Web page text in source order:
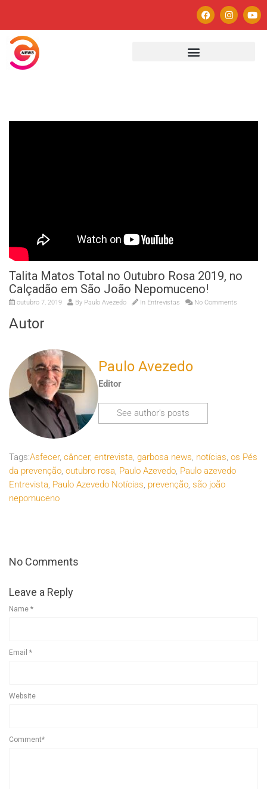
Talita Matos Total no Outubro Rosa 2019, no
Calçadão em São João Nepomuceno!
outubro 7, 2019 By Paulo Avezedo In Entrevistas No Comments
Autor
Paulo Avezedo
Editor
See author's posts
Tags:Asfecer, câncer, entrevista, garbosa news, notícias, os Pés
da prevenção, outubro rosa, Paulo Azevedo, Paulo azevedo
Entrevista, Paulo Azevedo Notícias, prevenção, são joão
nepomuceno
No Comments
Leave a Reply
Name *
Email *
Website
Comment*